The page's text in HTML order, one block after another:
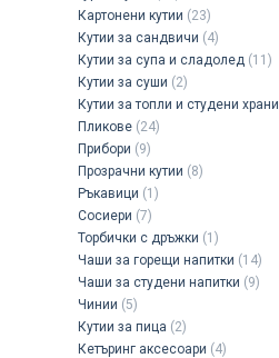
Картонени кутии (23)
Кутии за сандвичи (4)
Кутии за супа и сладолед (11)
Кутии за суши (2)
Кутии за топли и студени храни
Пликове (24)
Прибори (9)
Прозрачни кутии (8)
Ръкавици (1)
Сосиери (7)
Торбички с дръжки (1)
Чаши за горещи напитки (14)
Чаши за студени напитки (9)
Чинии (5)
Кутии за пица (2)
Кетъринг аксесоари (4)